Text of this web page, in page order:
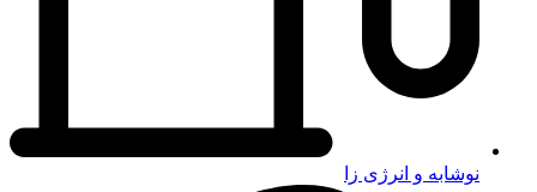
نوشابه و انرژی زا